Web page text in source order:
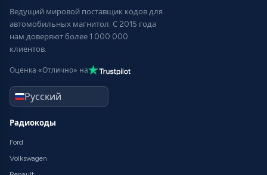
Ведущий мировой поставщик кодов для
автомобильных магнитол. С 2015 года
нам доверяют более 1 000 000
клиентов.
Оценка «Отлично» на
Радиокоды
Ford
Volkswagen